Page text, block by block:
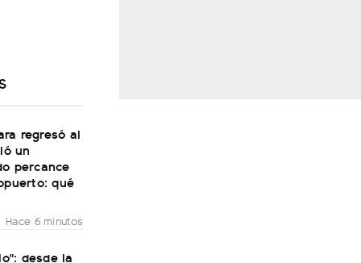
regresó al
un
percance
qué
Hace 6 minutos
desde la